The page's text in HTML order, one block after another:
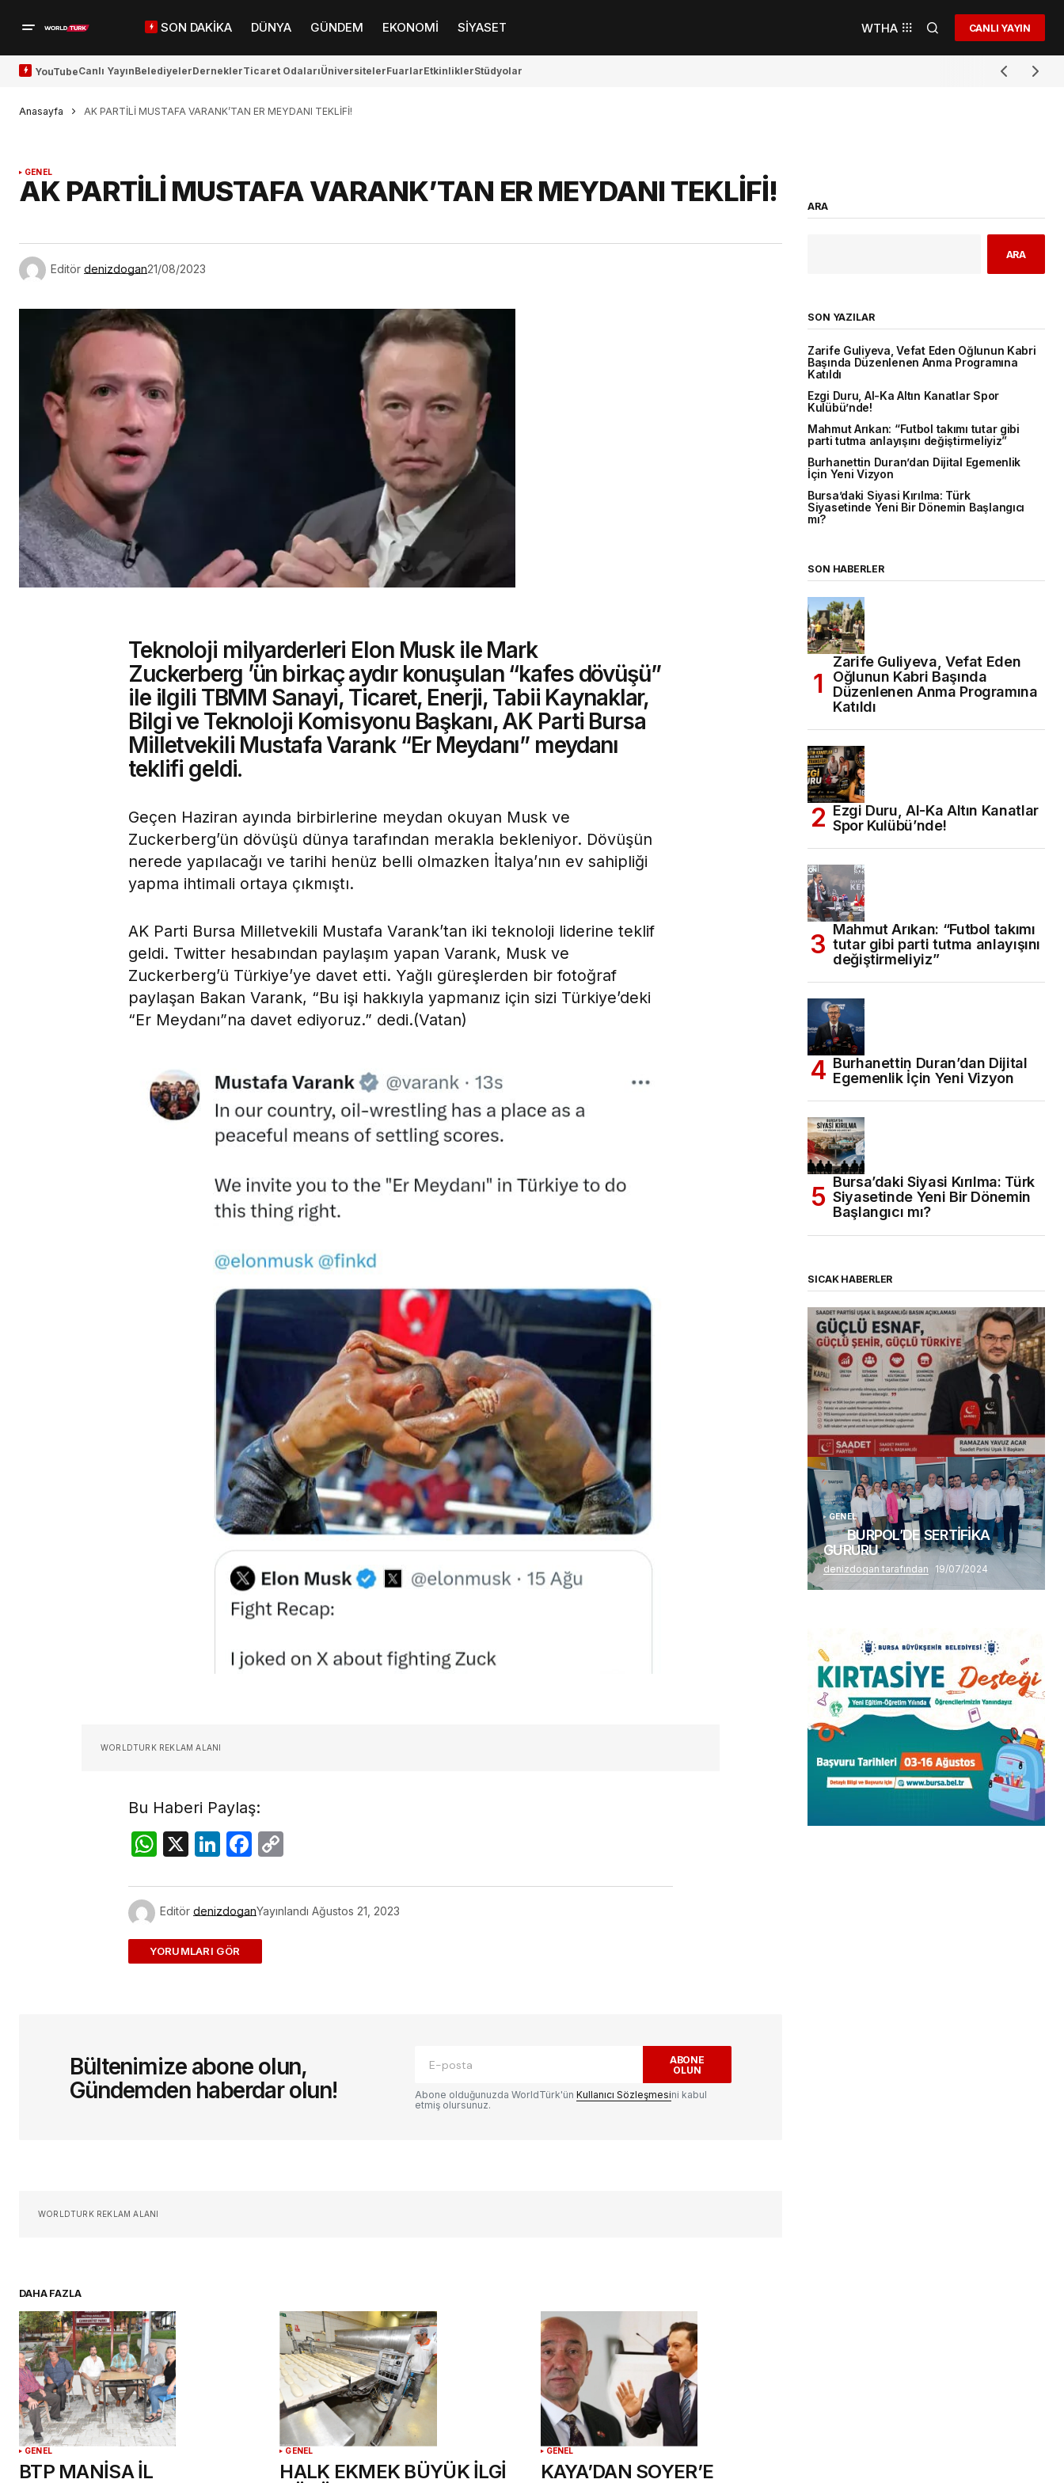
SON DAKİKA DÜNYA GÜNDEM EKONOMİ SİYASET WTHA CANLI YAYIN
YouTubeCanlı YayınBelediyelerDerneklerTicaret OdalarıÜniversitelerFuarlarEtkinliklerStüdyolar
Anasayfa AK PARTİLİ MUSTAFA VARANK’TAN ER MEYDANI TEKLİFİ!
GENEL
AK PARTİLİ MUSTAFA VARANK’TAN ER MEYDANI TEKLİFİ!
Editör denizdogan21/08/2023
Teknoloji milyarderleri Elon Musk ile Mark
Zuckerberg ’ün birkaç aydır konuşulan “kafes dövüşü”
ile ilgili TBMM Sanayi, Ticaret, Enerji, Tabii Kaynaklar,
Bilgi ve Teknoloji Komisyonu Başkanı, AK Parti Bursa
Milletvekili Mustafa Varank “Er Meydanı” meydanı
teklifi geldi.
Geçen Haziran ayında birbirlerine meydan okuyan Musk ve
Zuckerberg’ün dövüşü dünya tarafından merakla bekleniyor. Dövüşün
nerede yapılacağı ve tarihi henüz belli olmazken İtalya’nın ev sahipliği
yapma ihtimali ortaya çıkmıştı.
AK Parti Bursa Milletvekili Mustafa Varank’tan iki teknoloji liderine teklif
geldi. Twitter hesabından paylaşım yapan Varank, Musk ve
Zuckerberg’ü Türkiye’ye davet etti. Yağlı güreşlerden bir fotoğraf
paylaşan Bakan Varank, “Bu işi hakkıyla yapmanız için sizi Türkiye’deki
“Er Meydanı”na davet ediyoruz.” dedi.(Vatan)
WORLDTURK REKLAM ALANI
Bu Haberi Paylaş:
WhatsApp
X LinkedIn
Facebook
Editör denizdoganYayınlandı Ağustos 21, 2023
ADD A COMMENT
Yorum*
YORUM GÖNDER
Bültenimize abone olun,
Gündemden haberdar olun!
ABONE
OLUN
Abone olduğunuzda WorldTürk'ün Kullanıcı Sözleşmesini kabul
etmiş olursunuz.
WORLDTURK REKLAM ALANI
DAHA FAZLA
GENEL
BTP MANİSA İL
GENEL
HALK EKMEK BÜYÜK İLGİ
GENEL
KAYA’DAN SOYER’E
ARA
ARA
SON YAZILAR
Zarife Guliyeva, Vefat Eden Oğlunun Kabri
Başında Düzenlenen Anma Programına
Katıldı
Ezgi Duru, Al-Ka Altın Kanatlar Spor
Kulübü’nde!
Mahmut Arıkan: “Futbol takımı tutar gibi
parti tutma anlayışını değiştirmeliyiz”
Burhanettin Duran’dan Dijital Egemenlik
İçin Yeni Vizyon
Bursa’daki Siyasi Kırılma: Türk
Siyasetinde Yeni Bir Dönemin Başlangıcı
mı?
SON HABERLER
Zarife Guliyeva, Vefat Eden
Oğlunun Kabri Başında
Düzenlenen Anma Programına
Katıldı
Ezgi Duru, Al-Ka Altın Kanatlar
Spor Kulübü’nde!
Mahmut Arıkan: “Futbol takımı
tutar gibi parti tutma anlayışını
değiştirmeliyiz”
Burhanettin Duran’dan Dijital
Egemenlik İçin Yeni Vizyon
Bursa’daki Siyasi Kırılma: Türk
Siyasetinde Yeni Bir Dönemin
Başlangıcı mı?
SICAK HABERLER
(başlıksız)
Alaattin Karahan tarafından 14/07/2026
GENEL
BURPOL’DE SERTİFİKA
GURURU
denizdogan tarafından 19/07/2024